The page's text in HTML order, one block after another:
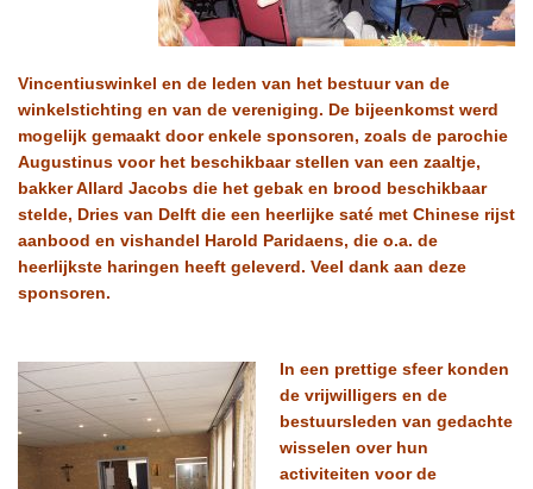
Vincentiuswinkel en de leden van het bestuur van de
winkelstichting en van de vereniging. De bijeenkomst werd
mogelijk gemaakt door enkele sponsoren, zoals de parochie
Augustinus voor het beschikbaar stellen van een zaaltje,
bakker Allard Jacobs die het gebak en brood beschikbaar
stelde, Dries van Delft die een heerlijke saté met Chinese rijst
aanbood en vishandel Harold Paridaens, die o.a. de
heerlijkste haringen heeft geleverd. Veel dank aan deze
sponsoren.
In een prettige sfeer konden
de vrijwilligers en de
bestuursleden van gedachte
wisselen over hun
activiteiten voor de